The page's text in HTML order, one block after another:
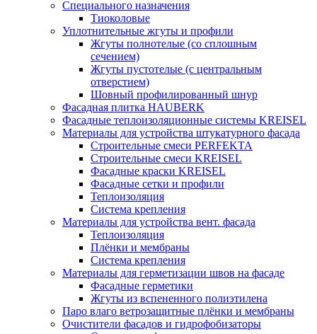
Специального назначения
Тиоколовые
Уплотнительные жгуты и профили
Жгуты полнотелые (со сплошным
сечением)
Жгуты пустотелые (с центральным
отверстием)
Шовный профилированный шнур
Фасадная плитка HAUBERK
Фасадные теплоизоляционные системы KREISEL
Материалы для устройства штукатурного фасада
Строительные смеси PERFEKTA
Строительные смеси KREISEL
Фасадные краски KREISEL
Фасадные сетки и профили
Теплоизоляция
Система крепления
Материалы для устройства вент. фасада
Теплоизоляция
Плёнки и мембраны
Система крепления
Материалы для герметизации швов на фасаде
Фасадные герметики
Жгуты из вспененного полиэтилена
Паро влаго ветрозащитные плёнки и мембраны
Очистители фасадов и гидрофобизаторы